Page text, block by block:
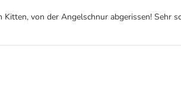
von der Angelschnur abgerissen! Sehr